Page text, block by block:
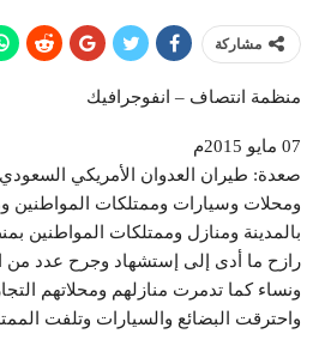
مشاركة
منظمة انتصاف – انفوجرافيك
07 مايو 2015م
صعدة: طيران العدوان الأمريكي
ومحلات وسيارات وممتلكات المواطنين
بالمدينة ومنازل وممتلكات المواطنين
رازح ما أدى إلى إستشهاد وجرح عدد من
ونساء كما تدمرت منازلهم ومحلاتهم
واحترقت البضائع والسيارات وتلفت